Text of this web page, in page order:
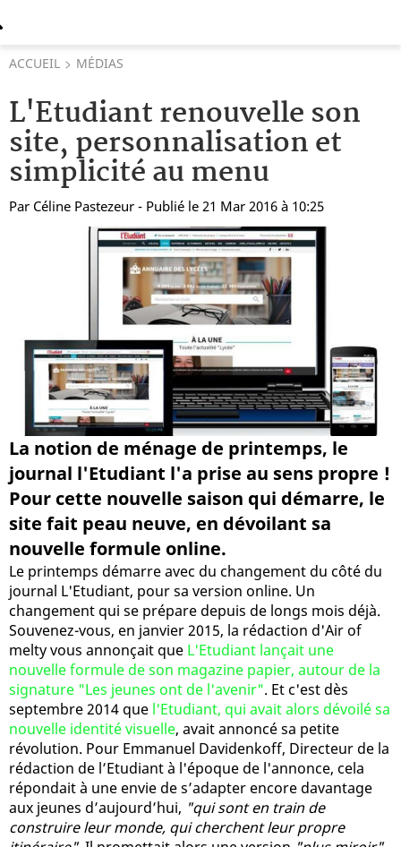
ACCUEIL MÉDIAS
L'Etudiant renouvelle son
site, personnalisation et
simplicité au menu
Par Céline Pastezeur - Publié le 21 Mar 2016 à 10:25
La notion de ménage de printemps, le
journal l'Etudiant l'a prise au sens propre !
Pour cette nouvelle saison qui démarre, le
site fait peau neuve, en dévoilant sa
nouvelle formule online.
Le printemps démarre avec du changement du côté du
journal L'Etudiant, pour sa version online. Un
changement qui se prépare depuis de longs mois déjà.
Souvenez-vous, en janvier 2015, la rédaction d'Air of
melty vous annonçait que L'Etudiant lançait une
nouvelle formule de son magazine papier, autour de la
signature "Les jeunes ont de l'avenir". Et c'est dès
septembre 2014 que l'Etudiant, qui avait alors dévoilé sa
nouvelle identité visuelle, avait annoncé sa petite
révolution. Pour Emmanuel Davidenkoff, Directeur de la
rédaction de l’Etudiant à l'époque de l'annonce, cela
répondait à une envie de s’adapter encore davantage
aux jeunes d’aujourd’hui, "qui sont en train de
construire leur monde, qui cherchent leur propre